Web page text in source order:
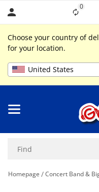
0Liste
Choose your country of
for your location.
United States
Homepage Concert Band &